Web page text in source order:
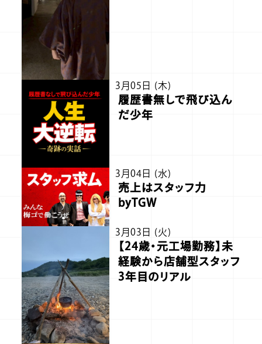
3月05日 (木)
履歴書無しで飛び込ん
だ少年
3月04日 (水)
売上はスタッフ力
byTGW
3月03日 (火)
【24歳・元工場勤務】未
経験から店舗型スタッフ
3年目のリアル